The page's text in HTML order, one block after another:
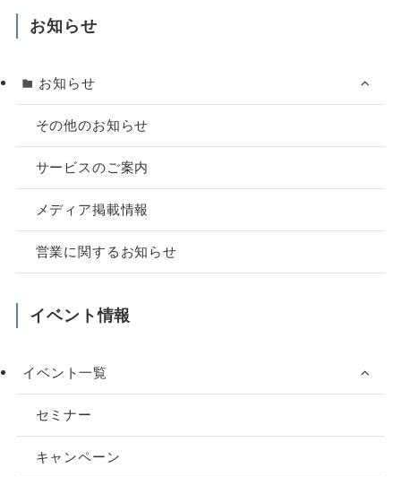
お知らせ
お知らせ
その他のお知らせ
サービスのご案内
メディア掲載情報
営業に関するお知らせ
イベント情報
イベント一覧
セミナー
キャンペーン